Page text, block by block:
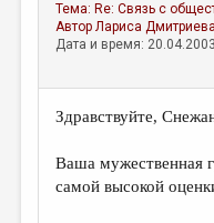
Тема: Re: Связь с
АвторЛариса Дмитриева
Дата и время:
Здравствуйте,
Ваша мужественная
самой высокой